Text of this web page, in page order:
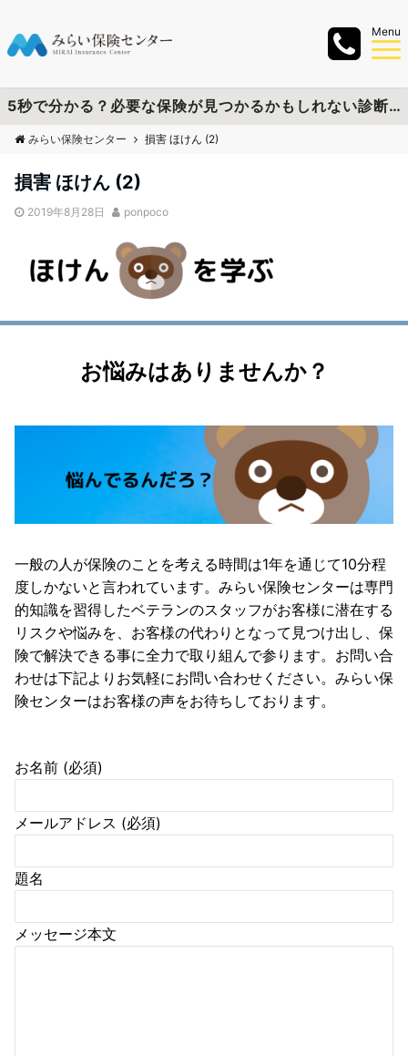
Menu
5秒で分かる？必要な保険が見つかるかもしれない診断チャートを作成しました
みらい保険センター 損害 ほけん (2)
損害 ほけん (2)
2019年8月28日 ponpoco
お悩みはありませんか？
一般の人が保険のことを考える時間は1年を通じて10分程
度しかないと言われています。みらい保険センターは専門
的知識を習得したベテランのスタッフがお客様に潜在する
リスクや悩みを、お客様の代わりとなって見つけ出し、保
険で解決できる事に全力で取り組んで参ります。お問い合
わせは下記よりお気軽にお問い合わせください。みらい保
険センターはお客様の声をお待ちしております。
お名前 (必須)
メールアドレス (必須)
題名
メッセージ本文